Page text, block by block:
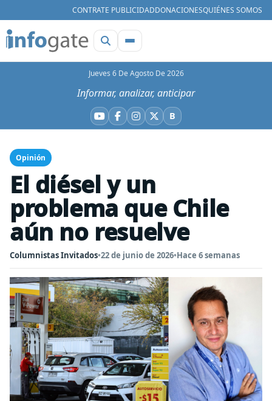
CONTRATE PUBLICIDADDONACIONESQUIÉNES SOMOS
Jueves 6 De Agosto De 2026
Informar, analizar, anticipar
YouTube
Facebook
Instagram
X BBluesky
Opinión
El diésel y un
problema que Chile
aún no resuelve
Columnistas Invitados•22 de junio de 2026•Hace 6 semanas